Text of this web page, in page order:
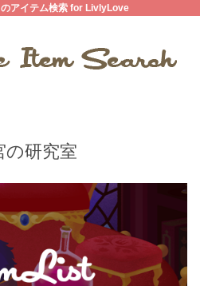
のアイテム検索 for LivlyLove
の研究室